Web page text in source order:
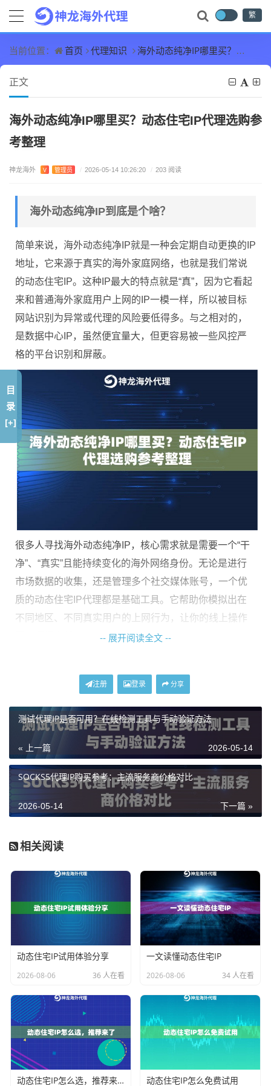
繁
当前位置： 首页 代理知识 海外动态纯净IP哪里买？动态住宅IP代理选购参考整理
正文
海外动态纯净IP哪里买？动态住宅IP代理选购参
考整理
神龙海外 V 管理员 / 2026-05-14 10:26:20 / 203 阅读
海外动态纯净IP到底是个啥？
简单来说，海外动态纯净IP就是一种会定期自动更换的IP
地址，它来源于真实的海外家庭网络，也就是我们常说
的动态住宅IP。这种IP最大的特点就是“真”，因为它看起
来和普通海外家庭用户上网的IP一模一样，所以被目标
网站识别为异常或代理的风险要低得多。与之相对的，
是数据中心IP，虽然便宜量大，但更容易被一些风控严
格的平台识别和屏蔽。
很多人寻找海外动态纯净IP，核心需求就是需要一个“干
净”、“真实”且能持续变化的海外网络身份。无论是进行
市场数据的收集，还是管理多个社交媒体账号，一个优
质的动态住宅IP代理都是基础工具。它帮助你模拟出在
不同地区、不同真实用户的上网行为，让你的线上操作
定价和商品信息；如果你需要进行搜索引擎优化，了解
不同地区的搜索结果差异；或者你需要维护多个海外平
台的账号，进行正常的市场推广与客户互动……在这些
场景下，一个固定的IP或者一个容易被识别的数据中心IP
可能会让你寸步难行，轻则数据抓取失败，重则账号受
到限制。
恰好能应对这些挑战。它为你提供了一个不断刷新的、
真实的海外本地人“身份”，让你的网络活动融入背景流量
中，不易被察觉和拦截。这正是寻找“海外动态纯净IP哪
里买”的用户最根本的诉求——获得稳定、可靠且高效的
选购动态住宅IP代理的关键要点
动态住宅IP服务？你需要重点关注以下几个方面，避免
踩坑。
1. IP的纯净度与真实性：
这是动态住宅IP代理的灵魂。
你需要确认服务商提供的是否是真正的住宅IP，而非标
-- 展开阅读全文 --
注册 登录 分享
测试代理IP是否可用？在线检测工具与手动验证方法
« 上一篇 2026-05-14
SOCKS5代理IP购买参考：主流服务商价格对比
下一篇 »
2026-05-14
相关阅读
动态住宅IP试用体验分享
2026-08-06 36 人在看
一文读懂动态住宅IP
2026-08-06 34 人在看
动态住宅IP怎么选，推荐来了 动态住宅IP怎么免费试用
目
录
[+]